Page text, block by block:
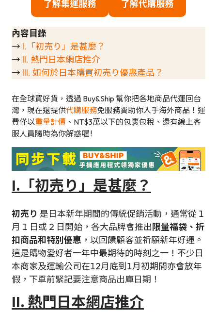
了解集運服務 了解代購服務
內容目錄
→ I.「初売り」是甚麼？
→ II. 熱門日本網店推介
→ III. 如何於日本購買初売り優惠產品？
在全球買好貨，透過 Buy&Ship 幫你把各地商品代運回台
灣，現在還提供代購服務免服務費助你入手海外商品！運
費僅以重量計價 、NT$3萬以下的包裹包稅、還有線上客
服人員隨時為你解惑喔 !
I.「初売り」是甚麼？
初売り 是日本新年期間的傳統促銷活動，通常從 1
月 1 日或 2 日開始，各大品牌會推出限量福袋、折
扣商品和特別優惠 ，以回饋顧客並祈願新年好運。
這是購物愛好者一年中最期待的時刻之一！不少日
本商家及運輸公司在12月底到1月初期間亦會放年
假，下單前緊記要注意商品出庫日期！
II. 熱門日本網店推介